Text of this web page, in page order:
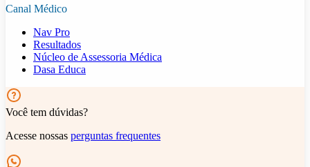
Canal Médico
Nav Pro
Resultados
Núcleo de Assessoria Médica
Dasa Educa
Você tem dúvidas?
Acesse nossas perguntas frequentes